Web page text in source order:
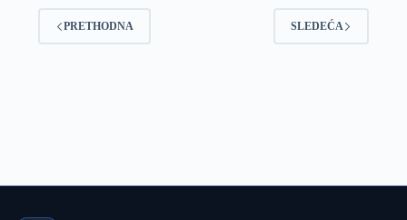
kišu,
u
četvrtak
PRETHODNA SLEDEĆA